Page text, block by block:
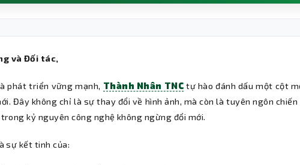
và Đối tác,
phát triển vững mạnh, Thành Nhân TNC tự hào đánh dấu một cột
Đây không chỉ là sự thay đổi về hình ảnh, mà còn là tuyên ngôn
kỷ nguyên công nghệ không ngừng đổi mới.
sự kết tinh của: